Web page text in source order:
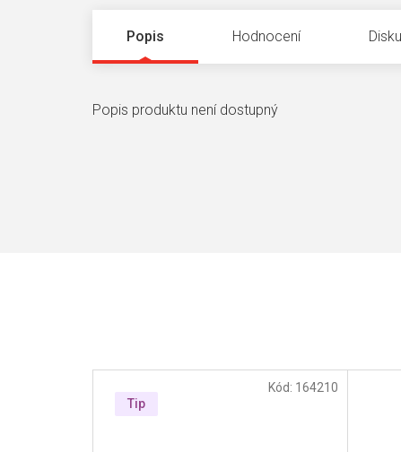
Popis Hodnocení
Popis produktu není dostupný
Tip
Kód: 164210